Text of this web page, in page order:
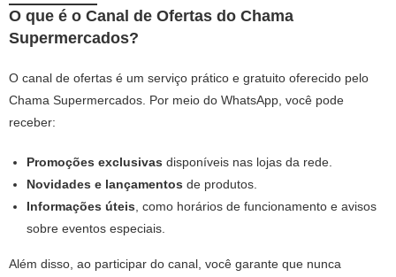
O que é o Canal de Ofertas do Chama
Supermercados?
O canal de ofertas é um serviço prático e gratuito oferecido pelo
Chama Supermercados. Por meio do WhatsApp, você pode
receber:
Promoções exclusivas disponíveis nas lojas da rede.
Novidades e lançamentos de produtos.
Informações úteis , como horários de funcionamento e avisos
sobre eventos especiais.
Além disso, ao participar do canal, você garante que nunca